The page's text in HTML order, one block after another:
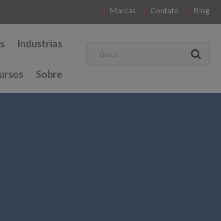
Marcas Contato Blog
Industrias
Sobre